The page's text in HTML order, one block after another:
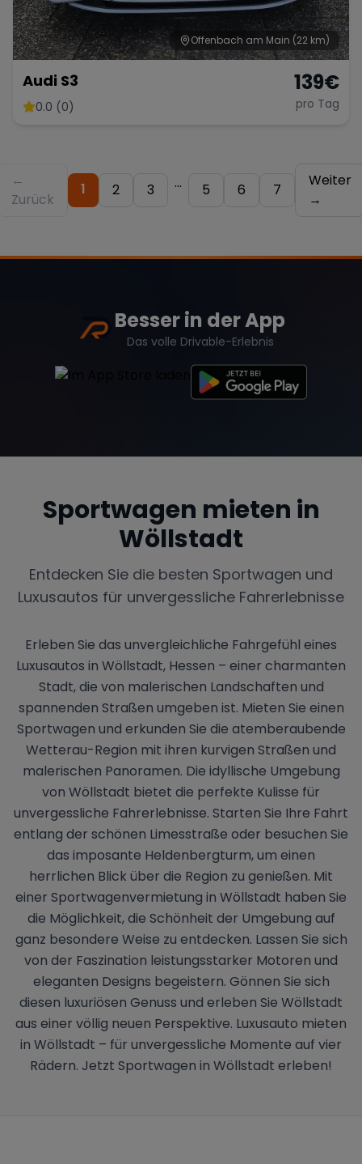
Offenbach am Main (22 km)
Audi S3
0.0 (0)
139€
pro Tag
←
Zurück
1 2 3 ... 5 6 7
Weiter
→
Besser in der App
Das volle Drivable-Erlebnis
Sportwagen mieten in
Wöllstadt
Entdecken Sie die besten Sportwagen und
Luxusautos für unvergessliche Fahrerlebnisse
Erleben Sie das unvergleichliche Fahrgefühl eines
Luxusautos in Wöllstadt, Hessen – einer charmanten
Stadt, die von malerischen Landschaften und
spannenden Straßen umgeben ist. Mieten Sie einen
Sportwagen und erkunden Sie die atemberaubende
Wetterau-Region mit ihren kurvigen Straßen und
malerischen Panoramen. Die idyllische Umgebung
von Wöllstadt bietet die perfekte Kulisse für
unvergessliche Fahrerlebnisse. Starten Sie Ihre Fahrt
entlang der schönen Limesstraße oder besuchen Sie
das imposante Heldenbergturm, um einen
herrlichen Blick über die Region zu genießen. Mit
einer Sportwagenvermietung in Wöllstadt haben Sie
die Möglichkeit, die Schönheit der Umgebung auf
ganz besondere Weise zu entdecken. Lassen Sie sich
von der Faszination leistungsstarker Motoren und
eleganten Designs begeistern. Gönnen Sie sich
diesen luxuriösen Genuss und erleben Sie Wöllstadt
aus einer völlig neuen Perspektive. Luxusauto mieten
in Wöllstadt – für unvergessliche Momente auf vier
Rädern. Jetzt Sportwagen in Wöllstadt erleben!